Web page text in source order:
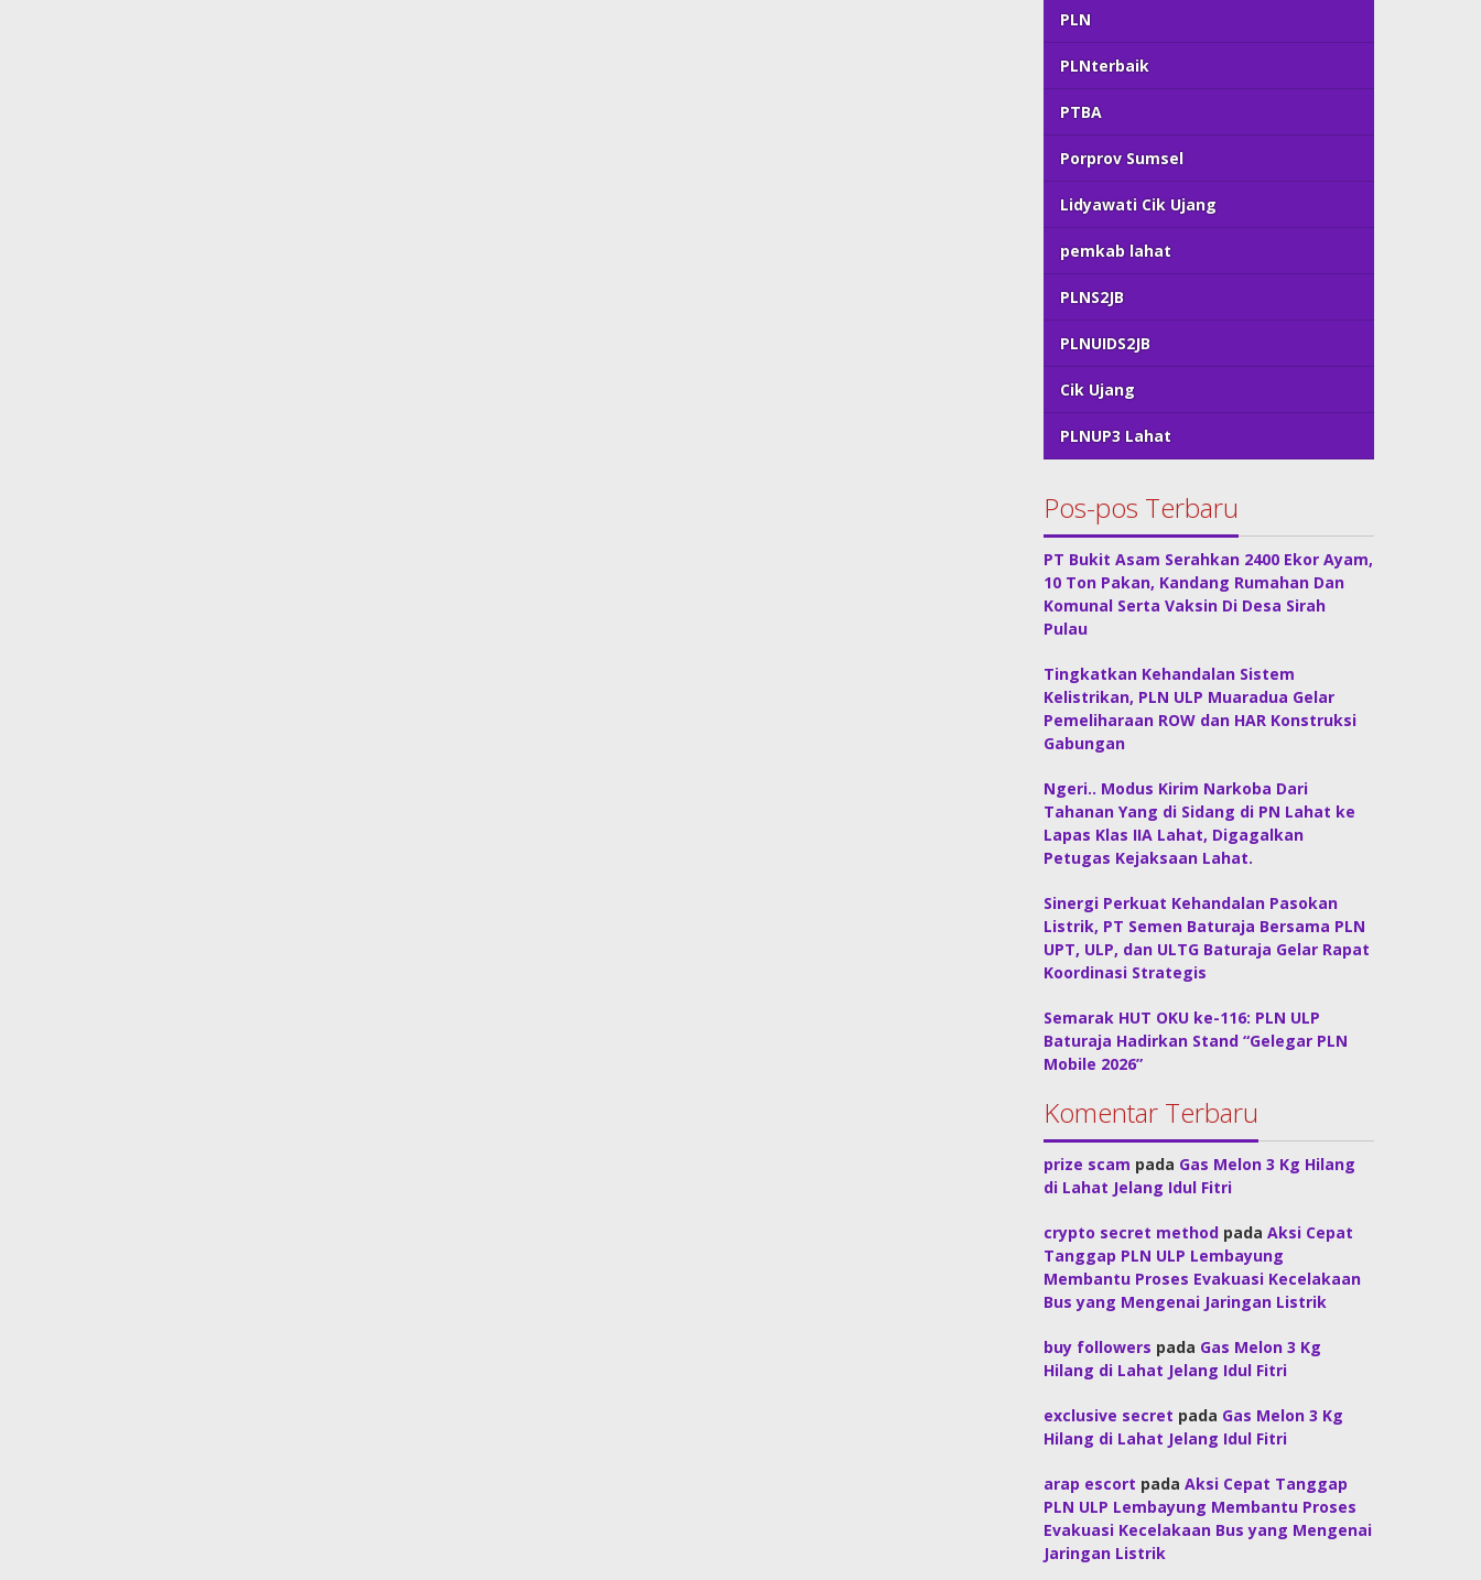
PLN
PLNterbaik
PTBA
Porprov Sumsel
Lidyawati Cik Ujang
pemkab lahat
PLNS2JB
PLNUIDS2JB
Cik Ujang
PLNUP3 Lahat
Pos-pos Terbaru
PT Bukit Asam Serahkan 2400 Ekor Ayam,
10 Ton Pakan, Kandang Rumahan Dan
Komunal Serta Vaksin Di Desa Sirah
Pulau
Tingkatkan Kehandalan Sistem
Kelistrikan, PLN ULP Muaradua Gelar
Pemeliharaan ROW dan HAR Konstruksi
Gabungan
Ngeri.. Modus Kirim Narkoba Dari
Tahanan Yang di Sidang di PN Lahat ke
Lapas Klas IIA Lahat, Digagalkan
Petugas Kejaksaan Lahat.
Sinergi Perkuat Kehandalan Pasokan
Listrik, PT Semen Baturaja Bersama PLN
UPT, ULP, dan ULTG Baturaja Gelar Rapat
Koordinasi Strategis
Semarak HUT OKU ke-116: PLN ULP
Baturaja Hadirkan Stand “Gelegar PLN
Mobile 2026”
Komentar Terbaru
prize scam pada Gas Melon 3 Kg Hilang
di Lahat Jelang Idul Fitri
crypto secret method padaAksi Cepat
Tanggap PLN ULP Lembayung
Membantu Proses Evakuasi Kecelakaan
Bus yang Mengenai Jaringan Listrik
buy followers pada Gas Melon 3 Kg
Hilang di Lahat Jelang Idul Fitri
exclusive secret pada Gas Melon 3 Kg
Hilang di Lahat Jelang Idul Fitri
arap escort padaAksi Cepat Tanggap
PLN ULP Lembayung Membantu Proses
Evakuasi Kecelakaan Bus yang Mengenai
Jaringan Listrik